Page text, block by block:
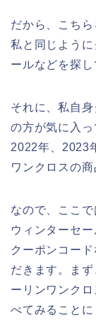
だから、こち
私と同じよう
ールなどを探
それに、私自
の方が気に入っ
2022年、2023
ワンクロスの
なので、ここ
ウィンターセ
クーポンコー
だきます。ま
ーリンワンク
べてみることに